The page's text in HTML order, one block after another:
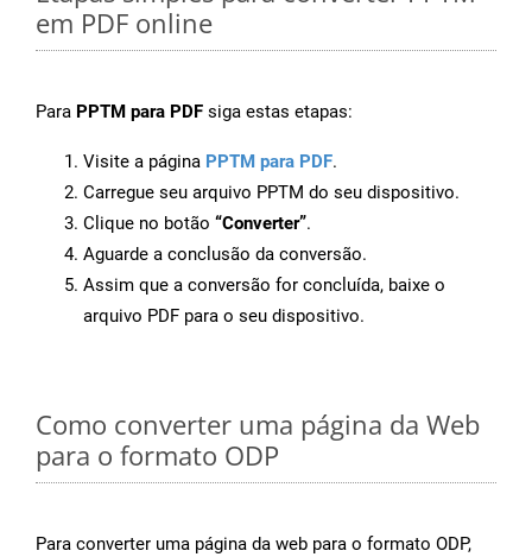
em PDF online
Para PPTM para PDF siga estas etapas:
Visite a página PPTM para PDF.
Carregue seu arquivo PPTM do seu dispositivo.
Clique no botão “Converter”.
Aguarde a conclusão da conversão.
Assim que a conversão for concluída, baixe o
arquivo PDF para o seu dispositivo.
Como converter uma página da Web
para o formato ODP
Para converter uma página da web para o formato ODP,